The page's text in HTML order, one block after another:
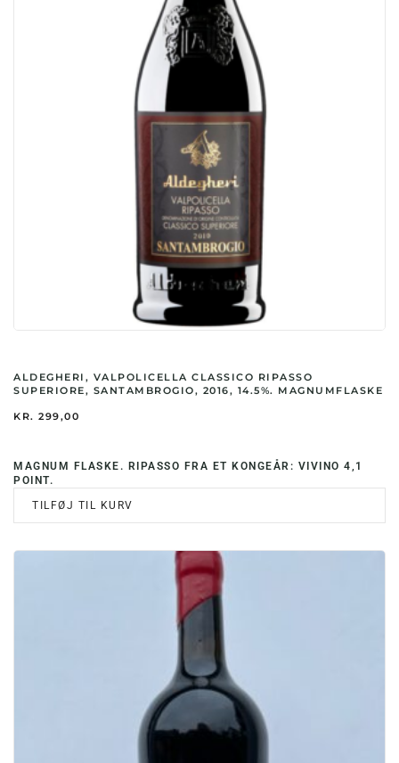
ALDEGHERI, VALPOLICELLA CLASSICO RIPASSO
SUPERIORE, SANTAMBROGIO, 2016, 14.5%. MAGNUMFLASKE
KR. 299,00
MAGNUM FLASKE. RIPASSO FRA ET KONGEÅR: VIVINO 4,1
POINT.
TILFØJ TIL KURV